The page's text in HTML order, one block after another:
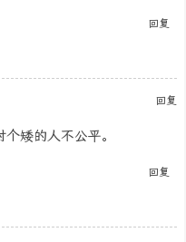
回复
回复
矮的人不公平。
回复